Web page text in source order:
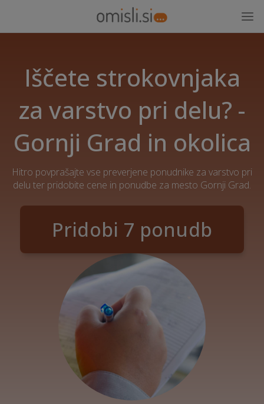
Iščete strokovnjaka
za varstvo pri delu? -
Gornji Grad in okolica
Hitro povprašajte vse preverjene ponudnike za varstvo pri
delu ter pridobite cene in ponudbe za mesto Gornji Grad.
Pridobi 7 ponudb